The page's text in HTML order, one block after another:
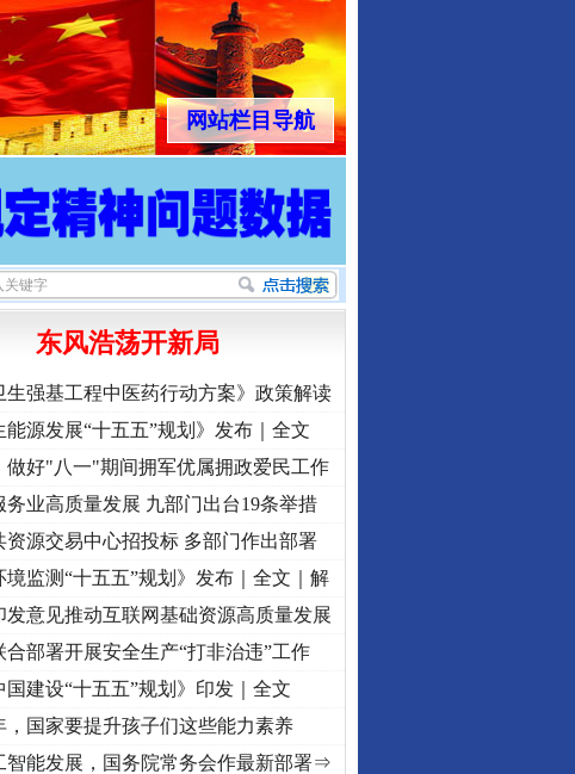
网站栏目导航
进复兴征程丨“转折之城”激荡..·[视频]牢记初心使命 奋进复兴征程丨红船起航处 潮起..
东风浩荡开新局
生强基工程中医药行动方案》政策解读
能源发展“十五五”规划》发布｜全文
做好"八一"期间拥军优属拥政爱民工作
务业高质量发展 九部门出台19条举措
资源交易中心招投标 多部门作出部署
境监测“十五五”规划》发布｜全文｜解
发意见推动互联网基础资源高质量发展
合部署开展安全生产“打非治违”工作
国建设“十五五”规划》印发｜全文
，国家要提升孩子们这些能力素养
智能发展，国务院常务会作最新部署⇒